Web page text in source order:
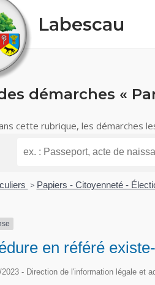
Labescau
démarches «
cette rubrique, les démarches
> Papiers - Citoyenneté -
en référé
- Direction de l'information légale et